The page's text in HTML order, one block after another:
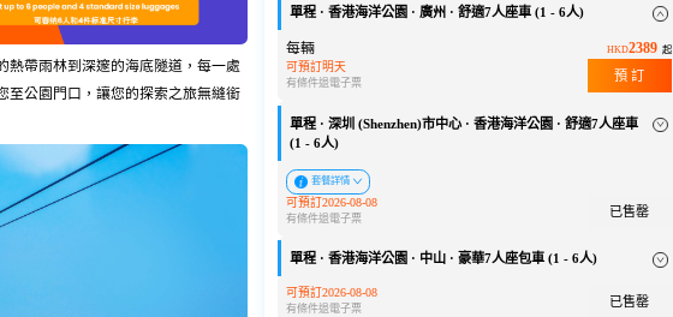
熱帶雨林到深邃的海底隧道，每一處
至公園門口，讓您的探索之旅無縫銜
單程 · 香港海洋公園 · 廣州 · 舒適7人座車 (1 - 6人)
每輛 HKD2389 起
可預訂明天
有條件退電子票
預 訂
單程 · 深圳 (Shenzhen)市中心 · 香港海洋公園 · 舒適7人座車
(1 - 6人)
套餐詳情
可預訂2026-08-08
有條件退電子票
已售罄
單程 · 香港海洋公園 · 中山 · 豪華7人座包車 (1 - 6人)
可預訂2026-08-08
有條件退電子票
已售罄